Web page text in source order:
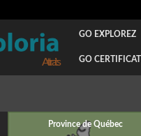
Attraits
GO EXPLOREZ
GO
Province de Québec